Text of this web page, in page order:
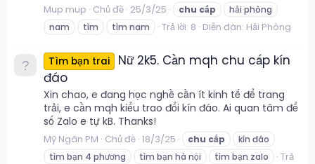
Mup mup Chủ đề 25/3/25 chu cấp
hải phòng
nam
tìm tìm nam Trả lời: 8 Diễn đàn: Hải Phòng
Tìm bạn trai
Nữ 2k5. Cần mqh chu cấp kín
đáo
Xin chao, e đang học nghề cần ít kinh tế để trang
trải, e cần mqh kiểu trao đổi kín đáo. Ai quan tâm để
số Zalo e tự kB. Thanks!
Mỹ Ngân PM Chủ đề 18/3/25 chu cấp
kín đáo
tìm bạn 4 phương
tìm bạn hà nội tìm bạn zalo
Trả